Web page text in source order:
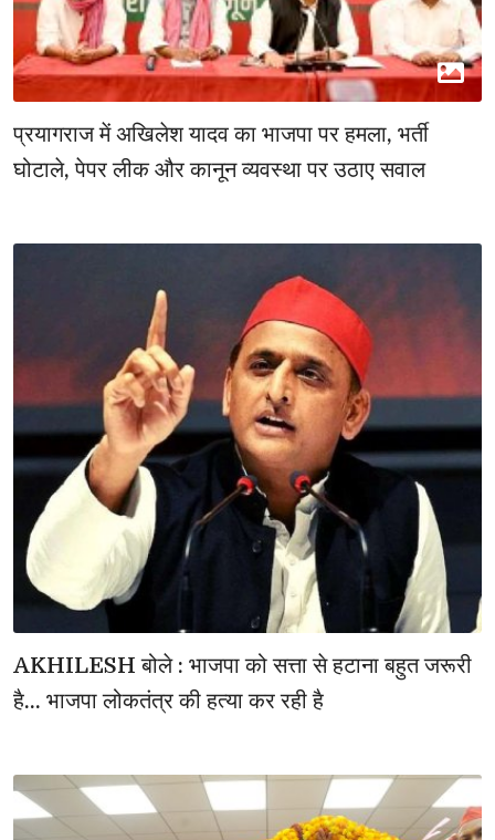
प्रयागराज में अखिलेश यादव का भाजपा पर हमला, भर्ती
घोटाले, पेपर लीक और कानून व्यवस्था पर उठाए सवाल
AKHILESH बोले : भाजपा को सत्ता से हटाना बहुत जरूरी
है... भाजपा लोकतंत्र की हत्या कर रही है